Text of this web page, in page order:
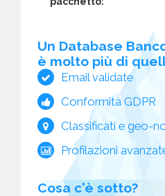
Un Database
è molto più di
Email validate
Conformità GDPR
Classificati e geo-
Profilazioni
Cosa c'è sotto?